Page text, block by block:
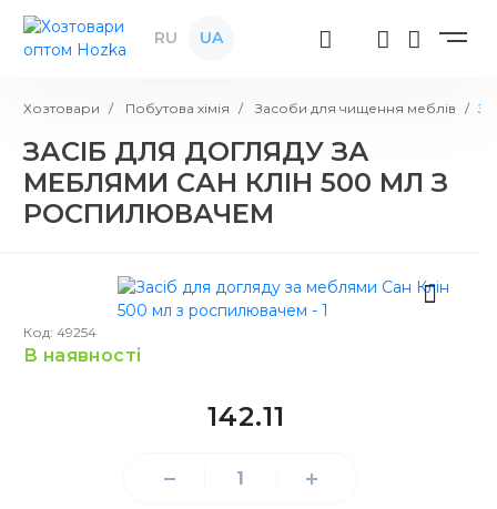
RU UA
Хозтовари Побутова хімія Засоби для чищення меблів
ЗАСІБ ДЛЯ ДОГЛЯДУ ЗА
МЕБЛЯМИ САН КЛІН 500 МЛ З
РОСПИЛЮВАЧЕМ
Код: 49254
в наявності
142.11